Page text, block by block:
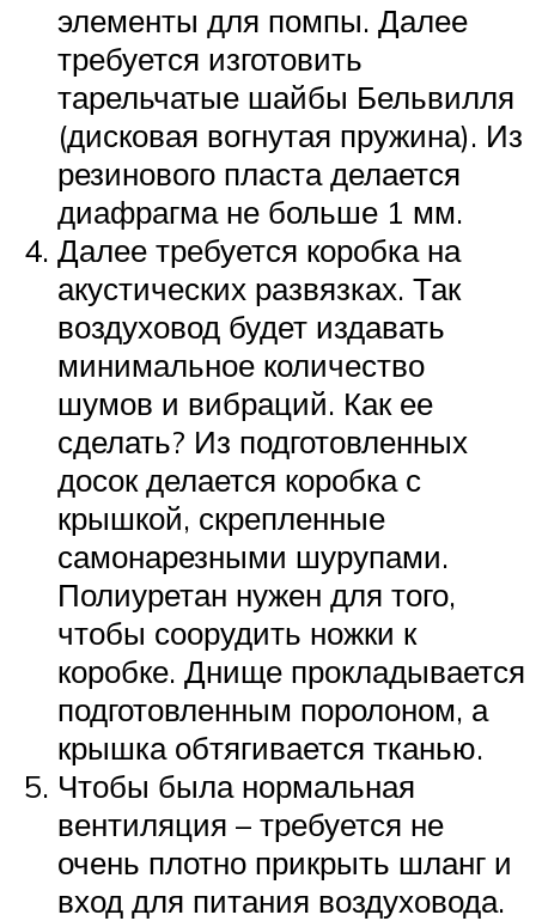
элементы для помпы. Далее
требуется изготовить
тарельчатые шайбы Бельвилля
(дисковая вогнутая пружина). Из
резинового пласта делается
диафрагма не больше 1 мм.
Далее требуется коробка на
акустических развязках. Так
воздуховод будет издавать
минимальное количество
шумов и вибраций. Как ее
сделать? Из подготовленных
досок делается коробка с
крышкой, скрепленные
самонарезными шурупами.
Полиуретан нужен для того,
чтобы соорудить ножки к
коробке. Днище прокладывается
подготовленным поролоном, а
крышка обтягивается тканью.
Чтобы была нормальная
вентиляция – требуется не
очень плотно прикрыть шланг и
вход для питания воздуховода.